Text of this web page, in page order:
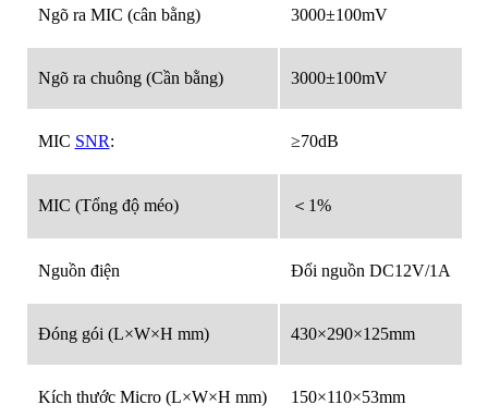
Ngõ ra MIC (cân bằng) 3000±100mV
Ngõ ra chuông (Cần bằng) 3000±100mV
MIC SNR: ≥70dB
MIC (Tổng độ méo) ＜1%
Nguồn điện Đổi nguồn DC12V/1A
Đóng gói (L×W×H mm) 430×290×125mm
Kích thước Micro (L×W×H mm) 150×110×53mm